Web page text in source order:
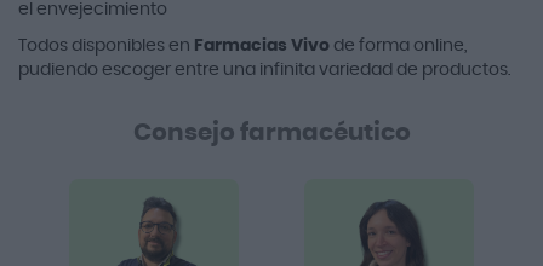
el envejecimiento
Todos disponibles en Farmacias Vivo de forma online,
pudiendo escoger entre una infinita variedad de productos.
Consejo farmacéutico